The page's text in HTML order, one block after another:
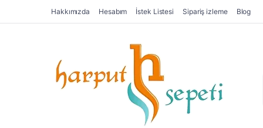
Hakkımızda Hesabım İstek Listesi Sipariş izleme Blog